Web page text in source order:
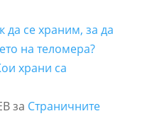
да се храним, за да
на теломера?
храни са
за Страничните